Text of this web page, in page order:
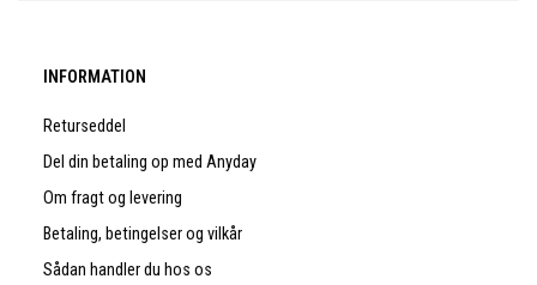
INFORMATION
Returseddel
Del din betaling op med Anyday
Om fragt og levering
Betaling, betingelser og vilkår
Sådan handler du hos os